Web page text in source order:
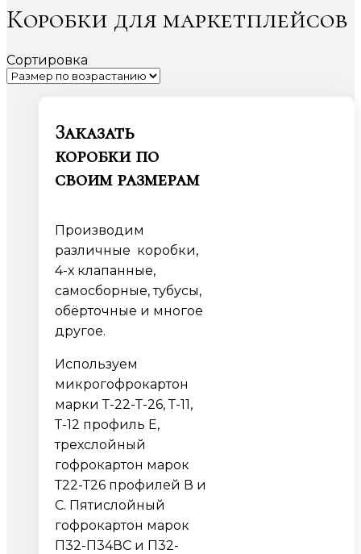
Коробки для маркетплейсов
Сортировка
Заказать
коробки по
своим размерам
Производим
различные коробки,
4-х клапанные,
самосборные, тубусы,
обёрточные и многое
другое.
Используем
микрогофрокартон
марки Т-22-Т-26, Т-11,
Т-12 профиль Е,
трехслойный
гофрокартон марок
Т22-Т26 профилей В и
С. Пятислойный
гофрокартон марок
П32-П34ВС и П32-